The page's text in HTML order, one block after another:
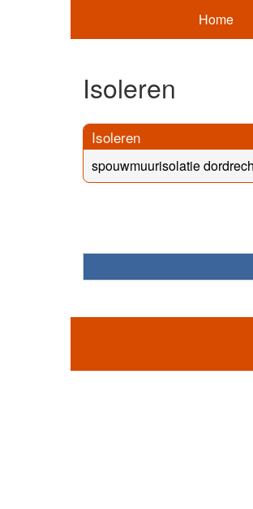
Home
Isoleren
Isoleren
spouwmuurisolatie